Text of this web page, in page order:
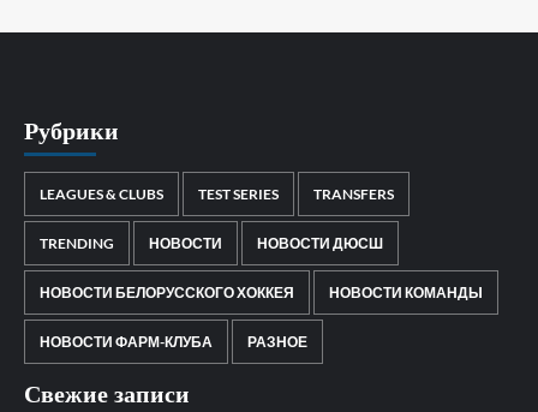
Рубрики
LEAGUES & CLUBS TEST SERIES TRANSFERS
TRENDING НОВОСТИ НОВОСТИ ДЮСШ
НОВОСТИ БЕЛОРУССКОГО ХОККЕЯ НОВОСТИ КОМАНДЫ
НОВОСТИ ФАРМ-КЛУБА РАЗНОЕ
Свежие записи